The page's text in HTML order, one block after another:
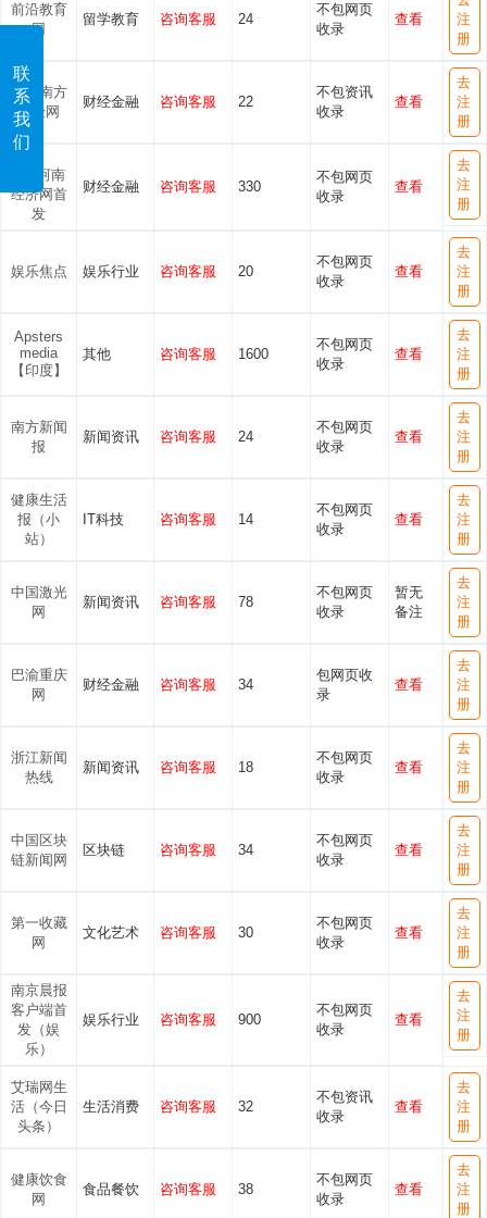
联
系
我
们
前沿教育
网
留学教育 咨询客服 24
不包网页
收录
查看
注
册
中国南方
财经网
财经金融 咨询客服 22
不包资讯
收录
查看
去
注
册
河南
经济网首
发
财经金融 咨询客服 330
不包网页
收录
查看
去
注
册
娱乐焦点 娱乐行业 咨询客服 20
不包网页
收录
查看
去
注
册
Apsters
media
【印度】
其他 咨询客服 1600
不包网页
收录
查看
去
注
册
南方新闻
报
新闻资讯 咨询客服 24
不包网页
收录
查看
去
注
册
健康生活
报（小
站）
IT科技 咨询客服 14
不包网页
收录
查看
去
注
册
中国激光
网
新闻资讯 咨询客服 78
不包网页
收录
暂无
备注
去
注
册
巴渝重庆
网
财经金融 咨询客服 34
包网页收
录
查看
去
注
册
浙江新闻
热线
新闻资讯 咨询客服 18
不包网页
收录
查看
去
注
册
中国区块
链新闻网
区块链 咨询客服 34
不包网页
收录
查看
去
注
册
第一收藏
网
文化艺术 咨询客服 30
不包网页
收录
查看
去
注
册
南京晨报
客户端首
发（娱
乐）
娱乐行业 咨询客服 900
不包网页
收录
查看
去
注
册
艾瑞网生
活（今日
头条）
生活消费 咨询客服 32
不包资讯
收录
查看
去
注
册
健康饮食
网
食品餐饮 咨询客服 38
不包网页
收录
查看
去
注
册